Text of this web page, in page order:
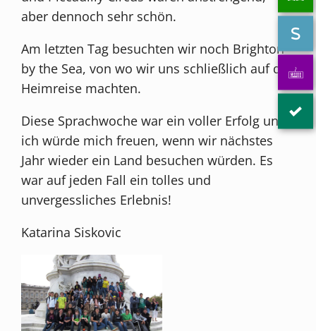
aber dennoch sehr schön.
Am letzten Tag besuchten wir noch Brighton
by the Sea, von wo wir uns schließlich auf die
Heimreise machten.
Diese Sprachwoche war ein voller Erfolg und
ich würde mich freuen, wenn wir nächstes
Jahr wieder ein Land besuchen würden. Es
war auf jeden Fall ein tolles und
unvergessliches Erlebnis!
Katarina Siskovic